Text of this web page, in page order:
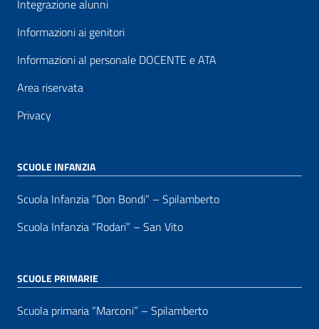
Integrazione alunni
Informazioni ai genitori
Informazioni al personale DOCENTE e ATA
Area riservata
Privacy
SCUOLE INFANZIA
Scuola Infanzia “Don Bondi” – Spilamberto
Scuola Infanzia “Rodari” – San Vito
SCUOLE PRIMARIE
Scuola primaria “Marconi” – Spilamberto